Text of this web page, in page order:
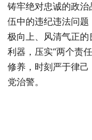
铸牢绝对忠诚的政
伍中的违纪违法问
极向上、风清气正
利器，压实“两个责
修养，时刻严于律
党治警。